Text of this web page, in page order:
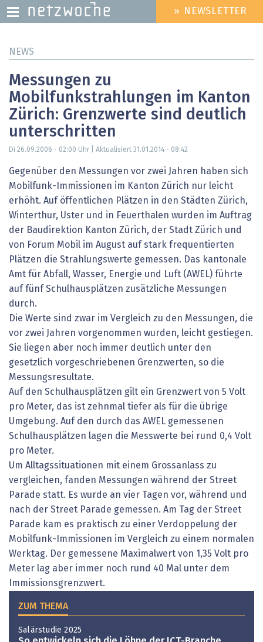
zum
HEADER
MENU
» NEWSLETTER
NEWS
Messungen zu
Mobilfunkstrahlungen im Kanton
Zürich: Grenzwerte sind deutlich
unterschritten
Di 26.09.2006 - 02:00 Uhr | Aktualisiert 31.01.2014 - 08:42
Gegenüber den Messungen vor zwei Jahren haben sich
Mobilfunk-Immissionen im Kanton Zürich nur leicht
erhöht. Auf öffentlichen Plätzen in den Städten Zürich,
Winterthur, Uster und in Feuerthalen wurden im Auftrag
der Baudirektion Kanton Zürich, der Stadt Zürich und
von Forum Mobil im August auf stark frequentierten
Plätzen die Strahlungswerte gemessen. Das kantonale
Amt für Abfall, Wasser, Energie und Luft (AWEL) führte
auf fünf Schulhausplätzen zusätzliche Messungen
durch.
Die Werte sind zwar im Vergleich zu den Messungen, die
vor zwei Jahren vorgenommen wurden, leicht gestiegen.
Sie liegen aber noch immer deutlich unter den
gesetzlich vorgeschriebenen Grenzwerten, so die
Messungsresultate.
Auf den Schulhausplätzen gilt ein Grenzwert von 5 Volt
pro Meter, das ist zehnmal tiefer als für die übrige
Umgebung. Auf den durch das AWEL gemessenen
Schulhausplätzen lagen die Messwerte bei rund 0,4 Volt
pro Meter.
Um Alltagssituationen mit einem Grossanlass zu
vergleichen, fanden Messungen während der Street
Parade statt. Es wurde an vier Tagen vor, während und
nach der Street Parade gemessen. Am Tag der Street
Parade kam es praktisch zu einer Verdoppelung der
Mobilfunk-Immissionen im Vergleich zu einem normalen
Werktag. Der gemessene Maximalwert von 1,35 Volt pro
Meter lag aber immer noch rund 40 Mal unter dem
Immissionsgrenzwert.
ZUM THEMA
Salärstudie 2025